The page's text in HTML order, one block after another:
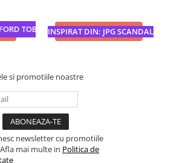
TOBACCO VANILLE
INSPIRAT DIN: JPG SCANDAL
ADAUGA IN COS
si promotiile noastre
newsletter cu promotiile
mai multe in Politica de